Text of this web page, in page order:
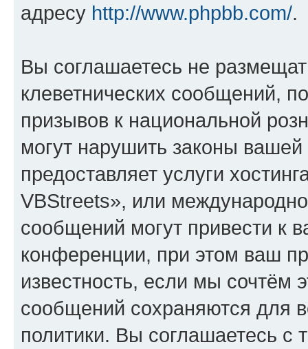
адресу http://www.phpbb.com/.
Вы соглашаетесь не
клеветнических сообщений,
призывов к национальной
могут нарушить законы
предоставляет услуги
VBStreets», или
сообщений могут привести к
конференции, при этом ваш
известность, если мы сочтём
сообщений сохраняются для
политики. Вы соглашаетесь